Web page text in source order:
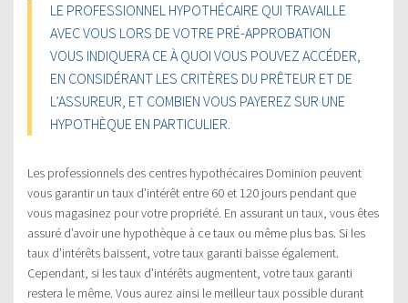
LE PROFESSIONNEL HYPOTHÉCAIRE QUI TRAVAILLE
AVEC VOUS LORS DE VOTRE PRÉ-APPROBATION
VOUS INDIQUERA CE À QUOI VOUS POUVEZ ACCÉDER,
EN CONSIDÉRANT LES CRITÈRES DU PRÊTEUR ET DE
L’ASSUREUR, ET COMBIEN VOUS PAYEREZ SUR UNE
HYPOTHÈQUE EN PARTICULIER.
Les professionnels des centres hypothécaires Dominion peuvent
vous garantir un taux d’intérêt entre 60 et 120 jours pendant que
vous magasinez pour votre propriété. En assurant un taux, vous êtes
assuré d’avoir une hypothèque à ce taux ou même plus bas. Si les
taux d’intérêts baissent, votre taux garanti baisse également.
Cependant, si les taux d’intérêts augmentent, votre taux garanti
restera le même. Vous aurez ainsi le meilleur taux possible durant